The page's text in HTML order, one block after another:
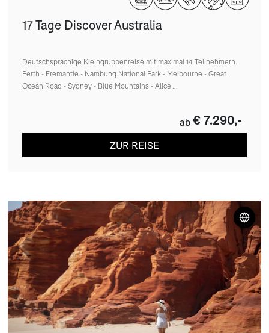
17 Tage Discover Australia
Deutschsprachige Kleingruppenreise mit maximal 14 Teilnehmern.
Perth - Fremantle - Nambung National Park - Melbourne - Great
Ocean Road - Sydney - Blue Mountains - Alice ...
ab € 7.290,-
ZUR REISE